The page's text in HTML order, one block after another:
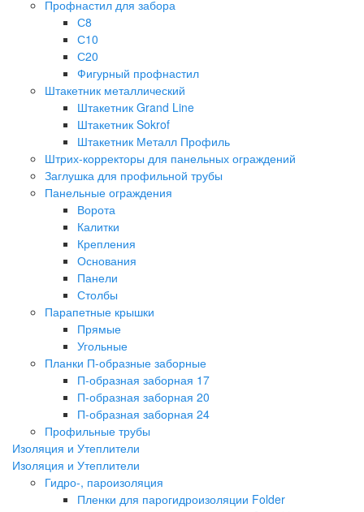
Профнастил для забора
С8
С10
С20
Фигурный профнастил
Штакетник металлический
Штакетник Grand Line
Штакетник Sokrof
Штакетник Металл Профиль
Штрих-корректоры для панельных ограждений
Заглушка для профильной трубы
Панельные ограждения
Ворота
Калитки
Крепления
Основания
Панели
Столбы
Парапетные крышки
Прямые
Угольные
Планки П-образные заборные
П-образная заборная 17
П-образная заборная 20
П-образная заборная 24
Профильные трубы
Изоляция и Утеплители
Изоляция и Утеплители
Гидро-, пароизоляция
Пленки для парогидроизоляции Folder